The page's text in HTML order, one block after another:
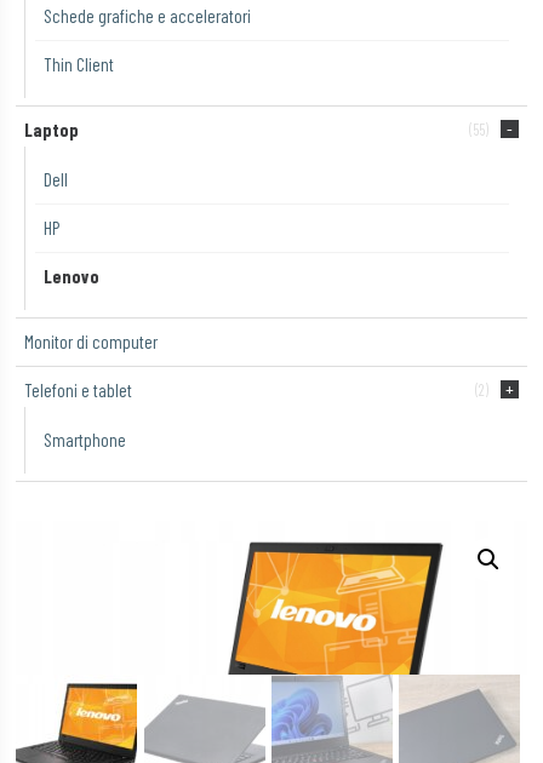
Schede grafiche e acceleratori
Thin Client
Laptop (55)
Dell
HP
Lenovo
Monitor di computer
Telefoni e tablet (2)
Smartphone